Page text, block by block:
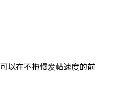
以在不拖慢发帖速度的前